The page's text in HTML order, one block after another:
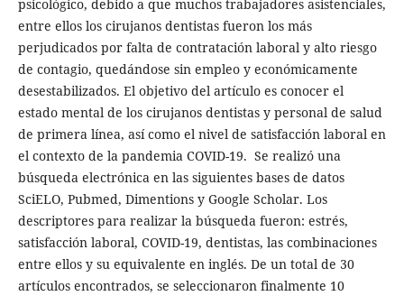
psicológico, debido a que muchos trabajadores asistenciales,
entre ellos los cirujanos dentistas fueron los más
perjudicados por falta de contratación laboral y alto riesgo
de contagio, quedándose sin empleo y económicamente
desestabilizados. El objetivo del artículo es conocer el
estado mental de los cirujanos dentistas y personal de salud
de primera línea, así como el nivel de satisfacción laboral en
el contexto de la pandemia COVID-19. Se realizó una
búsqueda electrónica en las siguientes bases de datos
SciELO, Pubmed, Dimentions y Google Scholar. Los
descriptores para realizar la búsqueda fueron: estrés,
satisfacción laboral, COVID-19, dentistas, las combinaciones
entre ellos y su equivalente en inglés. De un total de 30
artículos encontrados, se seleccionaron finalmente 10